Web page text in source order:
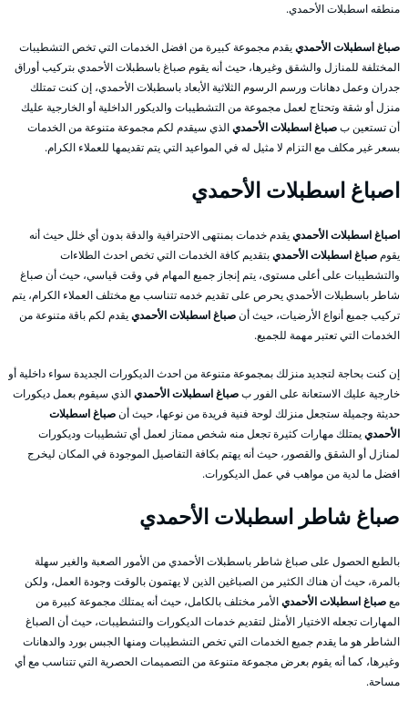
منطقه اسطبلات الأحمدي.
صباغ اسطبلات الأحمدييقدم مجموعة كبيرة من افضل الخدمات التي تخص التشطيبات
المختلفة للمنازل والشقق وغيرها، حيث أنه يقوم صباغ باسطبلات الأحمدي بتركيب أوراق
جدران وعمل دهانات ورسم الرسوم الثلاثية الأبعاد باسطبلات الأحمدي، إن كنت تمتلك
منزل أو شقة وتحتاج لعمل مجموعة من التشطيبات والديكور الداخلية أو الخارجية عليك
أن تستعين بصباغ اسطبلات الأحمديالذي سيقدم لكم مجموعة متنوعة من الخدمات
بسعر غير مكلف مع التزام لا مثيل له في المواعيد التي يتم تقديمها للعملاء الكرام.
اصباغ اسطبلات الأحمدي
اصباغ اسطبلات الأحمدييقدم خدمات بمنتهى الاحترافية والدقة بدون أي خلل حيث أنه
يقوم صباغ اسطبلات الأحمديبتقديم كافة الخدمات التي تخص احدث الطلاءات
والتشطيبات على أعلى مستوى، يتم إنجاز جميع المهام في وقت قياسي، حيث أن صباغ
شاطر باسطبلات الأحمدي يحرص على تقديم خدمه تتناسب مع مختلف العملاء الكرام، يتم
تركيب جميع أنواع الأرضيات، حيث أنصباغ اسطبلات الأحمدييقدم لكم باقة متنوعة من
الخدمات التي تعتبر مهمة للجميع.
إن كنت بحاجة لتجديد منزلك بمجموعة متنوعة من احدث الديكورات الجديدة سواء داخلية أو
خارجية عليك الاستعانة على الفور بصباغ اسطبلات الأحمديالذي سيقوم بعمل ديكورات
حديثة وجميلة ستجعل منزلك لوحة فنية فريدة من نوعها، حيث أنصباغ اسطبلات
الأحمدييمتلك مهارات كثيرة تجعل منه شخص ممتاز لعمل أي تشطيبات وديكورات
لمنازل أو الشقق والقصور، حيث أنه يهتم بكافة التفاصيل الموجودة في المكان ليخرج
افضل ما لدية من مواهب في عمل الديكورات.
صباغ شاطر اسطبلات الأحمدي
بالطبع الحصول على صباغ شاطر باسطبلات الأحمدي من الأمور الصعبة والغير سهلة
بالمرة، حيث أن هناك الكثير من الصباغين الذين لا يهتمون بالوقت وجودة العمل، ولكن
معصباغ اسطبلات الأحمديالأمر مختلف بالكامل، حيث أنه يمتلك مجموعة كبيرة من
المهارات تجعله الاختيار الأمثل لتقديم خدمات الديكورات والتشطيبات، حيث أن الصباغ
الشاطر هو ما يقدم جميع الخدمات التي تخص التشطيبات ومنها الجبس بورد والدهانات
وغيرها، كما أنه يقوم بعرض مجموعة متنوعة من التصميمات الحصرية التي تتناسب مع أي
مساحة.